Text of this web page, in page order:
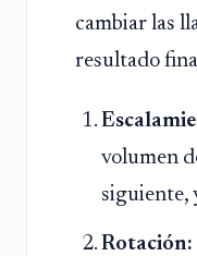
cambiar las
resultado
volumen
siguiente,
Rotación: